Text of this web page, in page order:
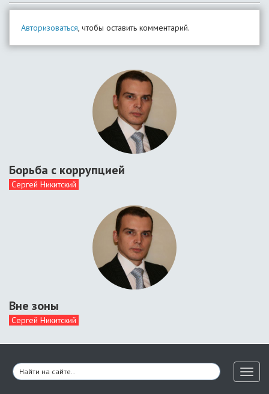
Авторизоваться, чтобы оставить комментарий.
Борьба с коррупцией
Сергей Никитский
Вне зоны
Сергей Никитский